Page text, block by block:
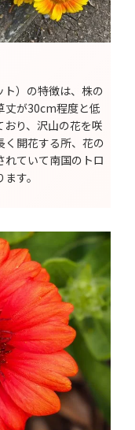
）の特徴は、株の
丈が30cm程度と低
り、沢山の花を咲
く開花する所、花の
ていて南国のトロ
す。